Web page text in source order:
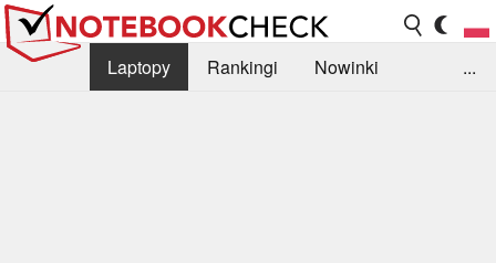
Laptopy Rankingi
Nowinki
...